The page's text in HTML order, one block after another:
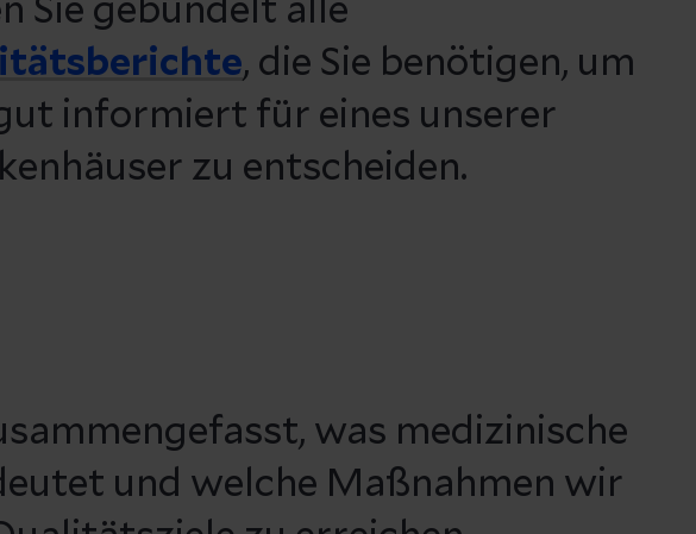
Sie gebündelt alle
, die Sie benötigen, um
informiert für eines unserer
zu entscheiden.
was medizinische
und welche Maßnahmen wir